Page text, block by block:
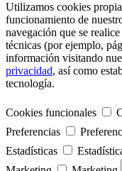
Utilizamos cookies
funcionamiento de
navegación que se
técnicas (por ejemplo,
información visitando
privacidad, así como
tecnología.
Cookies funcionales
Preferencias
Estadísticas